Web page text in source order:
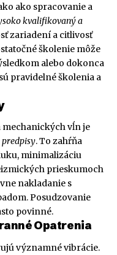
ako spracovanie a
kvalifikovaný a
zariadení a citlivosť
školenie môže
alebo dokonca
pravidelné školenia a
mechanických vĺn je
. To zahŕňa
minimalizáciu
prieskumoch
nakladanie s
Posudzovanie
povinné.
Opatrenia
významné vibrácie.